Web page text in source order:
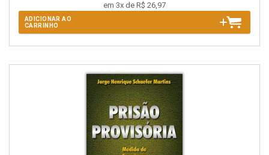
em 3x de R$ 26,97
ADICIONAR AO
CARRINHO